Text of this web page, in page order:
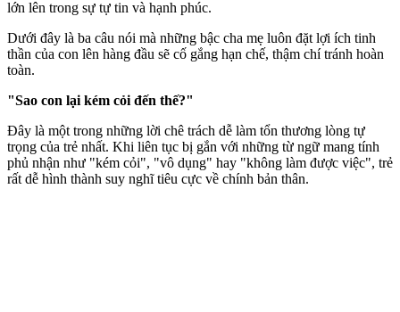
lớn lên trong sự tự tin và hạnh phúc.
Dưới đây là ba câu nói mà những bậc cha mẹ luôn đặt lợi ích tinh
thần của con lên hàng đầu sẽ cố gắng hạn chế, thậm chí tránh hoàn
toàn.
"Sao con lại kém cỏi đến thế?"
Đây là một trong những lời chê trách dễ làm tổn thương lòng tự
trọng của trẻ nhất. Khi liên tục bị gắn với những từ ngữ mang tính
phủ nhận như "kém cỏi", "vô dụng" hay "không làm được việc", trẻ
rất dễ hình thành suy nghĩ tiêu cực về chính bản thân.